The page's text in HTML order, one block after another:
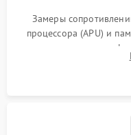
Замеры
процессора (APU) и
микросхем